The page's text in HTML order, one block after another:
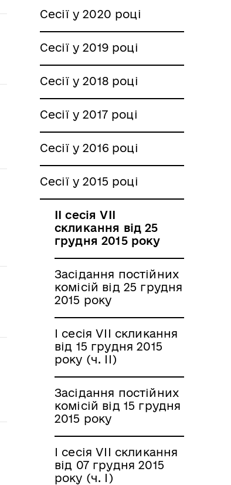
Сесії у 2020 році
Сесії у 2019 році
Сесії у 2018 році
Сесії у 2017 році
Сесії у 2016 році
Сесії у 2015 році
II сесія VII
скликання від 25
грудня 2015 року
Засідання постійних
комісій від 25 грудня
2015 року
I сесія VII скликання
від 15 грудня 2015
року (ч. ІІ)
Засідання постійних
комісій від 15 грудня
2015 року
І сесія VII скликання
від 07 грудня 2015
року (ч. І)